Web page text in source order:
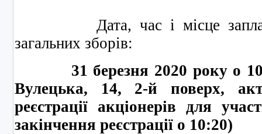
Дата, час і місце
загальних зборів:
31 березня 2020 року о
Вулецька, 14, 2-й поверх,
реєстрації акціонерів для
закінчення реєстрації о 10:20)